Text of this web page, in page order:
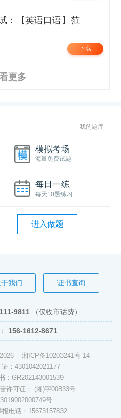
下载
更多
我的题库
模拟考场
海量免费试题
每日一练
每天10题练习
进入做题
我们 证书查询
9811 （仅收市话费）
156-1612-8671
2026 湘ICP备10203241号-14
：4301042021177
：GR202143001539
许可证： (湘)字00833号
号
电话：15673157832